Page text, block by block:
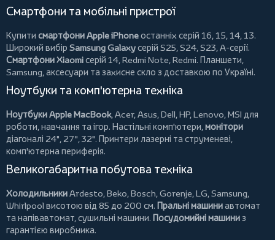
Смартфони та мобільні пристрої
Купити смартфони Apple iPhoneостанніх серій 16, 15, 14, 13.
Широкий вибір Samsung Galaxyсерій S25, S24, S23, A-серії.
Смартфони Xiaomiсерій 14, Redmi Note, Redmi. Планшети,
Samsung, аксесуари тазахисне скло з доставкою по Україні.
Ноутбуки та комп'ютерна техніка
Ноутбуки Apple MacBook,Acer,Asus,Dell,HP,Lenovo,MSI для
роботи, навчання та ігор. Настільні комп'ютери,монітори
діагоналі 24", 27", 32". Принтери лазерні та струменеві,
комп'ютерна периферія.
Великогабаритна побутова техніка
ХолодильникиArdesto,Beko,Bosch,Gorenje,LG,Samsung,
Whirlpool висотою від 85 до 200 см. Пральні машиниавтомат
та напівавтомат,сушильні машини. Посудомийні машиниз
гарантією виробника.